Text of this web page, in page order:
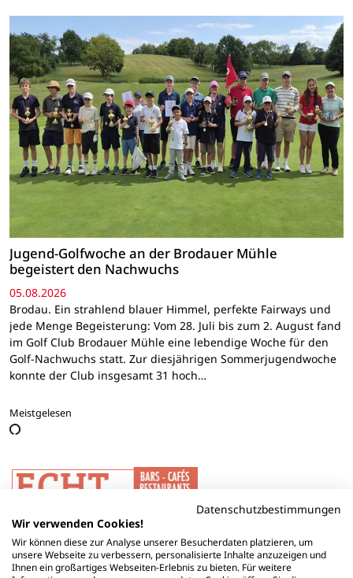
Jugend-Golfwoche an der Brodauer Mühle
begeistert den Nachwuchs
05.08.2026
Brodau. Ein strahlend blauer Himmel, perfekte Fairways und
jede Menge Begeisterung: Vom 28. Juli bis zum 2. August fand
im Golf Club Brodauer Mühle eine lebendige Woche für den
Golf-Nachwuchs statt. Zur diesjährigen Sommerjugendwoche
konnte der Club insgesamt 31 hoch…
Meistgelesen
Datenschutzbestimmungen
Wir verwenden Cookies!
Wir können diese zur Analyse unserer Besucherdaten platzieren, um
unsere Webseite zu verbessern, personalisierte Inhalte anzuzeigen und
Ihnen ein großartiges Webseiten-Erlebnis zu bieten. Für weitere